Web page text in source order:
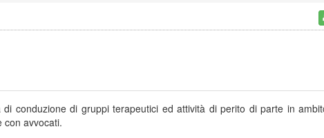
di conduzione di gruppi terapeutici ed attività di perito di parte in
con avvocati.